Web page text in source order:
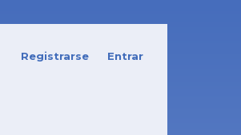
Registrarse Entrar